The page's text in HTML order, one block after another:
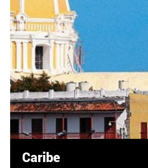
Caribe